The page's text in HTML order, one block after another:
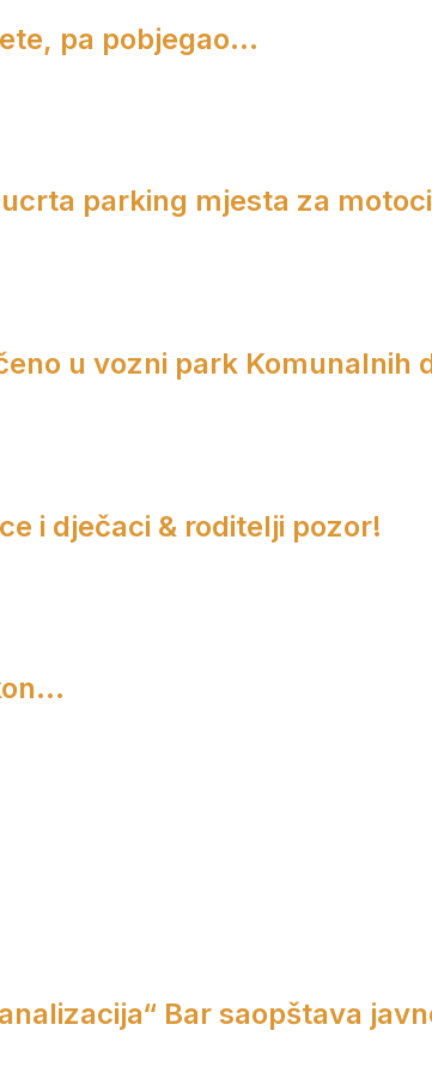
pa pobjegao...
parking mjesta za
u vozni park Komunalnih
i dječaci & roditelji pozor!
Bar saopštava